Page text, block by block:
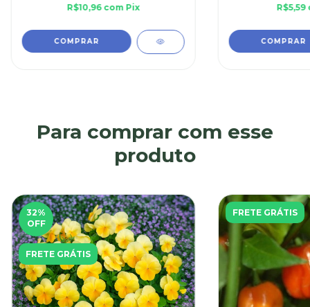
R$10,96 com Pix R$5,59
Para comprar com esse
produto
32%
OFF
FRETE GRÁTIS
FRETE GRÁTIS